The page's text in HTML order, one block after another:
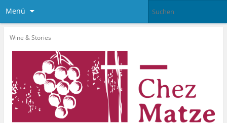
Menü
Wine & Stories